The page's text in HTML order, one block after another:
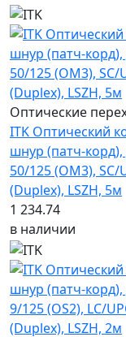
Оптические
ITK Оптический
шнур (патч-
50/125 (OM3), SC/
(Duplex), LSZH, 5м
1 234.74
в наличии